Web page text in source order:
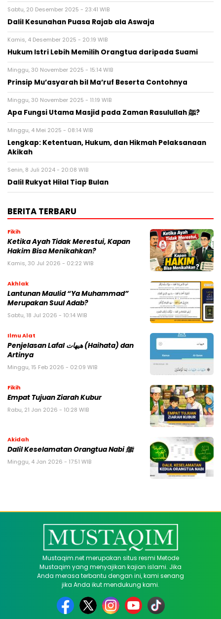
Sabtu, 20 Desember 2025 - 23:41 WIB
Dalil Kesunahan Puasa Rajab ala Aswaja
Kamis, 4 Desember 2025 - 20:19 WIB
Hukum Istri Lebih Memilih Orangtua daripada Suami
Minggu, 30 November 2025 - 15:14 WIB
Prinsip Mu’asyarah bil Ma’ruf Beserta Contohnya
Minggu, 30 November 2025 - 11:19 WIB
Apa Fungsi Utama Masjid pada Zaman Rasulullah ﷺ?
Minggu, 4 Mei 2025 - 08:14 WIB
Lengkap: Ketentuan, Hukum, dan Hikmah Pelaksanaan
Akikah
Senin, 8 Juli 2024 - 20:08 WIB
Dalil Rukyat Hilal Tiap Bulan
BERITA TERBARU
Fikih
Ketika Ayah Tidak Merestui, Kapan
Hakim Bisa Menikahkan?
Kamis, 30 Jul 2026 - 02:22 WIB
Akhlak
Lantunan Maulid “Ya Muhammad”
Merupakan Suul Adab?
Sabtu, 18 Jul 2026 - 10:14 WIB
Ilmu Alat
Penjelasan Lafal هيهات (Haihata) dan
Artinya
Minggu, 15 Feb 2026 - 02:09 WIB
Fikih
Empat Tujuan Ziarah Kubur
Rabu, 21 Jan 2026 - 10:28 WIB
Akidah
Dalil Keselamatan Orangtua Nabi ﷺ
Minggu, 4 Jan 2026 - 17:51 WIB
Mustaqim.net merupakan situs resmi Metode
Mustaqim yang menyajikan kajian islami. Jika
Anda merasa terbantu dengan ini, kami senang
jika Anda ikut mendukung kami.